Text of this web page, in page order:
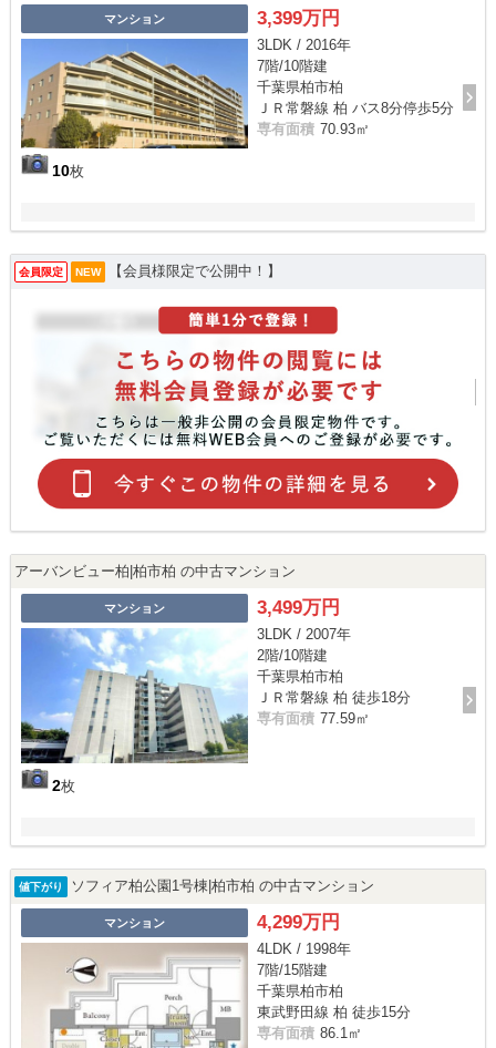
マンション
10枚
3,399万円
3LDK / 2016年
7階/10階建
千葉県柏市柏
ＪＲ常磐線 柏 バス8分停歩5分
専有面積 70.93㎡
会員限定 NEW 【会員様限定で公開中！】
アーバンビュー柏|柏市柏 の中古マンション
マンション
2枚
3,499万円
3LDK / 2007年
2階/10階建
千葉県柏市柏
ＪＲ常磐線 柏 徒歩18分
専有面積 77.59㎡
値下がり ソフィア柏公園1号棟|柏市柏 の中古マンション
マンション 4,299万円
4LDK / 1998年
7階/15階建
千葉県柏市柏
東武野田線 柏 徒歩15分
専有面積 86.1㎡